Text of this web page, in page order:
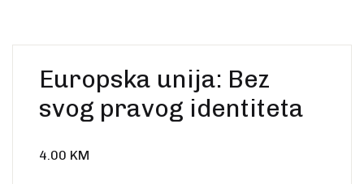
Europska unija: Bez
svog pravog identiteta
4.00 KM